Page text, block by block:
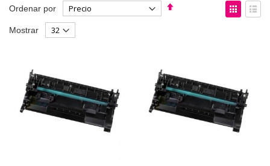
Ordenar por
Fijar
Ver
como
Mostrar